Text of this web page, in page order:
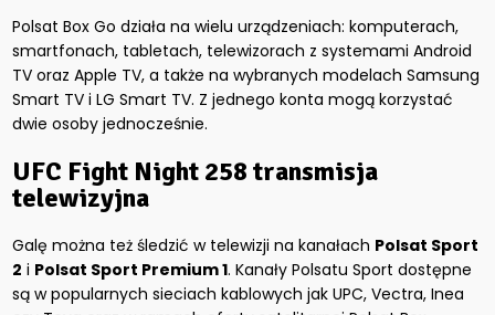
Polsat Box Go działa na wielu urządzeniach: komputerach,
smartfonach, tabletach, telewizorach z systemami Android
TV oraz Apple TV, a także na wybranych modelach Samsung
Smart TV i LG Smart TV. Z jednego konta mogą korzystać
dwie osoby jednocześnie.
UFC Fight Night 258 transmisja
telewizyjna
Galę można też śledzić w telewizji na kanałach Polsat Sport
2 i Polsat Sport Premium 1. Kanały Polsatu Sport dostępne
są w popularnych sieciach kablowych jak UPC, Vectra, Inea